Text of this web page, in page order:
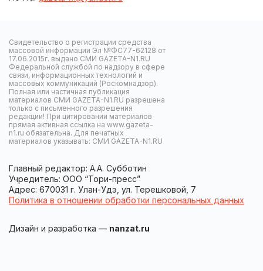
Свидетельство о регистрации средства
массовой информации Эл №ФС77-62128 от
17.06.2015г. выдано СМИ GAZETA-N1.RU
Федеральной службой по надзору в сфере
связи, информационных технологий и
массовых коммуникаций (Роскомнадзор).
Полная или частичная публикация
материалов СМИ GAZETA-N1.RU разрешена
только с письменного разрешения
редакции! При цитировании материалов
прямая активная ссылка на www.gazeta-
n1.ru обязательна. Для печатных
материалов указывать: СМИ GAZETA-N1.RU
Главный редактор: А.А. Субботин
Учредитель: ООО “Тори-пресс”
Адрес: 670031 г. Улан-Удэ, ул. Терешковой, 7
Политика в отношении обработки персональных данных
Дизайн и разработка — nanzat.ru